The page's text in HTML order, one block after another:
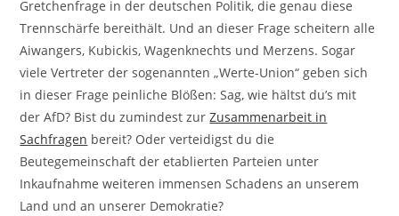
Gretchenfrage in der deutschen Politik, die genau diese
Trennschärfe bereithält. Und an dieser Frage scheitern alle
Aiwangers, Kubickis, Wagenknechts und Merzens. Sogar
viele Vertreter der sogenannten „Werte-Union“ geben sich
in dieser Frage peinliche Blößen: Sag, wie hältst du’s mit
der AfD? Bist du zumindest zurZusammenarbeit in
Sachfragen bereit? Oder verteidigst du die
Beutegemeinschaft der etablierten Parteien unter
Inkaufnahme weiteren immensen Schadens an unserem
Land und an unserer Demokratie?